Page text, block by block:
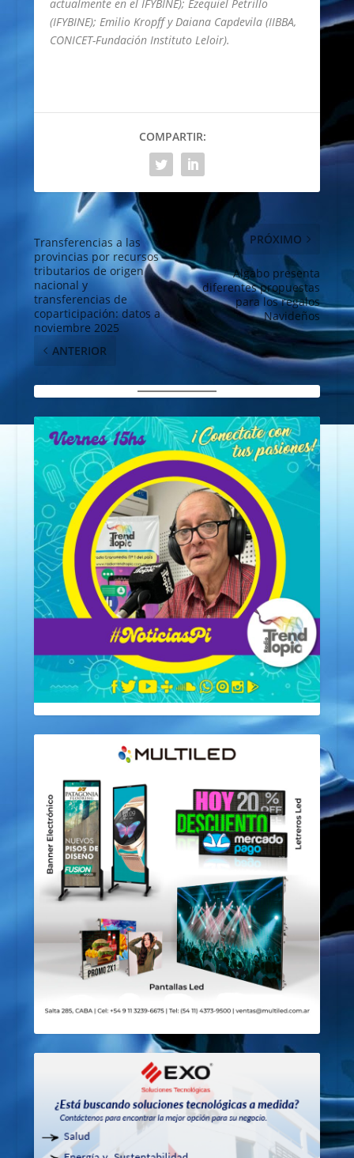
actualmente en el IFYBINE); Ezequiel Petrillo
(IFYBINE); Emilio Kropff y Daiana Capdevila (IIBBA,
CONICET-Fundación Instituto Leloir).
COMPARTIR:
Transferencias a las
provincias por recursos
tributarios de origen
nacional y
transferencias de
coparticipación: datos a
noviembre 2025
ANTERIOR
PRÓXIMO
Algabo presenta
diferentes propuestas
para los regalos
Navideños